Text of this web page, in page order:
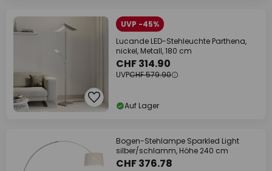
UVP -45%
Lucande LED-Stehleuchte Parthena,
nickel, Metall, 180 cm
CHF 314.90
UVPCHF 579.90
Auf Lager
Bogen-Stehlampe Sparkled Light
silber/schlamm, Höhe 240 cm
CHF 376.78